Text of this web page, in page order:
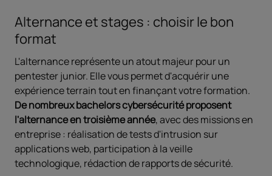
Alternance et stages : choisir le bon
format
L'alternance représente un atout majeur pour un
pentester junior. Elle vous permet d'acquérir une
expérience terrain tout en finançant votre formation.
De nombreux bachelors cybersécurité proposent
l'alternance en troisième année, avec des missions en
entreprise : réalisation de tests d'intrusion sur
applications web, participation à la veille
technologique, rédaction de rapports de sécurité.